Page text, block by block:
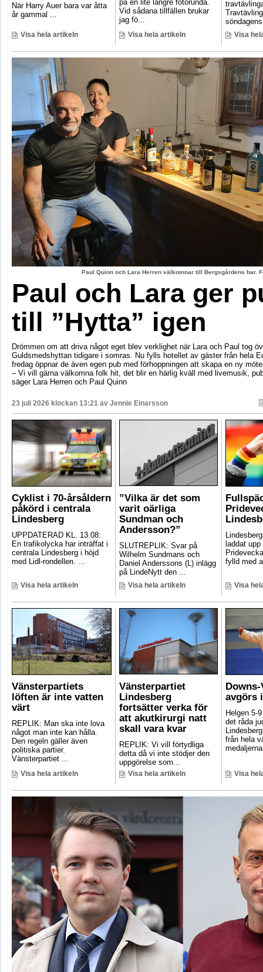
När Harry Auer bara var åtta
år gammal ...
Visa hela artikeln
på en lite längre fotorunda.
Vid sådana tillfällen brukar
jag fö...
Visa hela artikeln Visa
Paul Quinn och Lara Herren välkomnar till Bergsgårdens bar.
Paul och Lara ger
till ”Hytta” igen
Drömmen om att driva något eget blev verklighet när Lara och Paul tog
Guldsmedshyttan tidigare i somras. Nu fylls hotellet av gäster från hela
fredag öppnar de även egen pub med förhoppningen att skapa en ny
– Vi vill gärna välkomna folk hit, det blir en härlig kväll med livemusik,
säger Lara Herren och Paul Quinn
23 juli 2026 klockan 13:21 av Jennie Einarsson
Cyklist i 70-årsåldern
påkörd i centrala
Lindesberg
UPPDATERAD KL. 13.08:
En trafikolycka har inträffat i
centrala Lindesberg i höjd
med Lidl-rondellen. ...
Visa hela artikeln
”Vilka är det som
varit oärliga
Sundman och
Andersson?”
SLUTREPLIK: Svar på
Wilhelm Sundmans och
Daniel Anderssons (L) inlägg
på LindeNytt den ...
Visa hela artikeln
laddat
fylld med
Visa
Vänsterpartiets
löften är inte vatten
värt
REPLIK: Man ska inte lova
något man inte kan hålla.
Den regeln gäller även
politiska partier.
Vänsterpartiet ...
Visa hela artikeln
Vänsterpartiet
Lindesberg
fortsätter verka för
att akutkirurgi natt
skall vara kvar
REPLIK: Vi vill förtydliga
detta då vi inte stödjer den
uppgörelse som...
Visa hela artikeln
avgörs
Helgen 5-
det råda
från hela
Visa